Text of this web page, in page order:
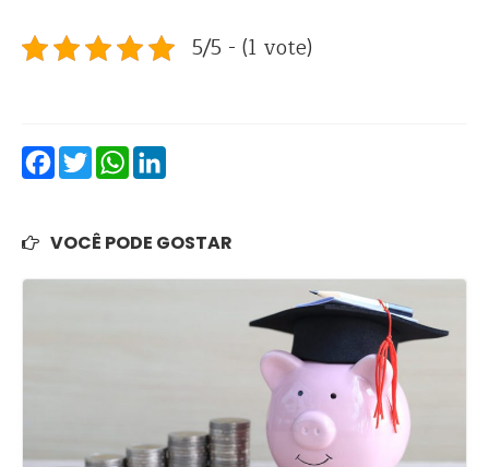
5/5 - (1 vote)
FacebookTwitterWhatsApp
VOCÊ PODE GOSTAR